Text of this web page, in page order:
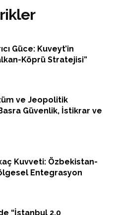
Güce: Kuveyt’in
Köprü Stratejisi”
ve Jeopolitik
Güvenlik, İstikrar ve
Kuvveti: Özbekistan-
Entegrasyon
“İstanbul 2.0